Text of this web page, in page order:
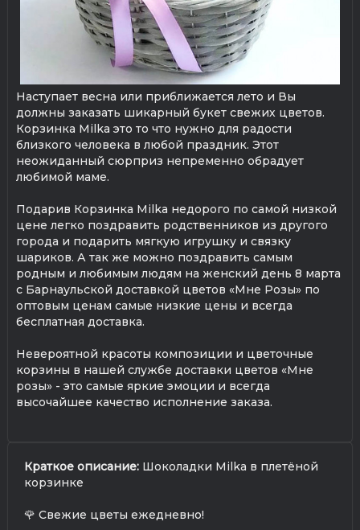
Наступает весна или приближается лето и Вы
должны заказать шикарный букет свежих цветов.
Корзинка Milka это то что нужно для радости
близкого человека в любой праздник. Этот
неожиданный сюрприз непременно обрадует
любимой маме.
Подарив Корзинка Milka недорого по самой низкой
цене легко поздравить родственников из другого
города и подарить мягкую игрушку и связку
шариков. А так же можно поздравить самым
родным и любимым людям на женский день 8 марта
с Барнаульской доставкой цветов «Мне Розы» по
оптовым ценам самые низкие цены и всегда
бесплатная доставка.
Невероятной красоты композиции и цветочные
корзины в нашей службе доставки цветов «Мне
розы» - это самые яркие эмоции и всегда
высочайшее качество исполнение заказа.
Краткое описание: Шоколадки Milka в плетёной
корзинке
🌹 Свежие цветы ежедневно!